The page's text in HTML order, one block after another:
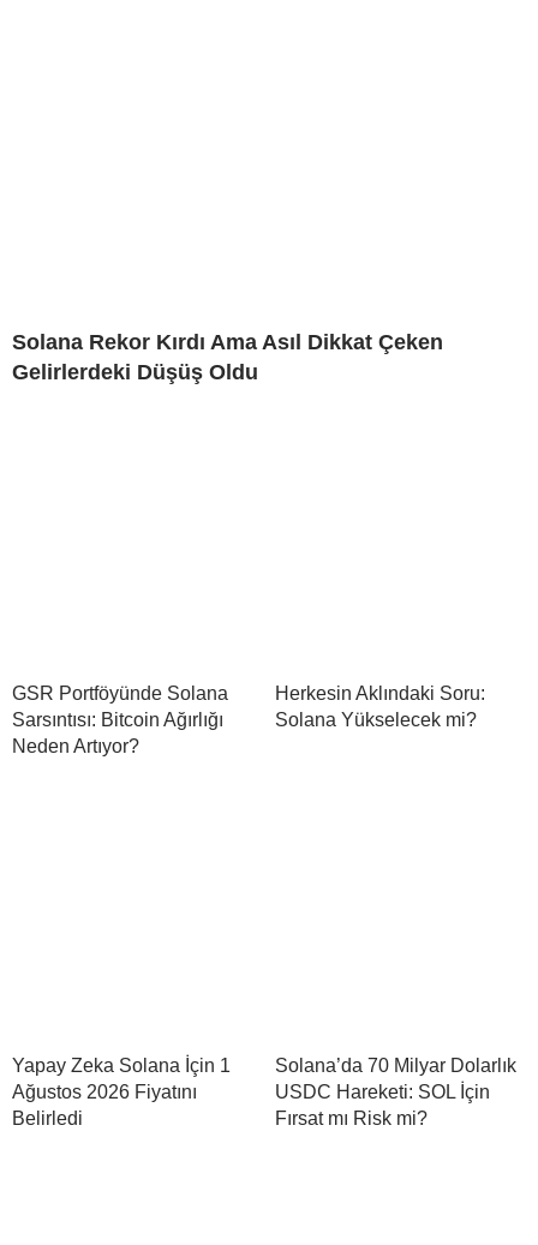
Solana Rekor Kırdı Ama Asıl Dikkat Çeken
Gelirlerdeki Düşüş Oldu
GSR Portföyünde Solana
Sarsıntısı: Bitcoin Ağırlığı
Neden Artıyor?
Herkesin Aklındaki Soru:
Solana Yükselecek mi?
Yapay Zeka Solana İçin 1
Ağustos 2026 Fiyatını
Belirledi
Solana’da 70 Milyar Dolarlık
USDC Hareketi: SOL İçin
Fırsat mı Risk mi?